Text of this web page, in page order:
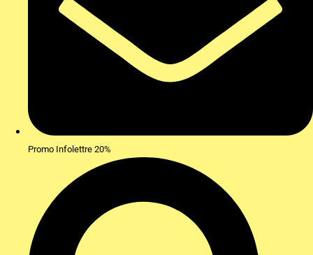
Promo Infolettre 20%